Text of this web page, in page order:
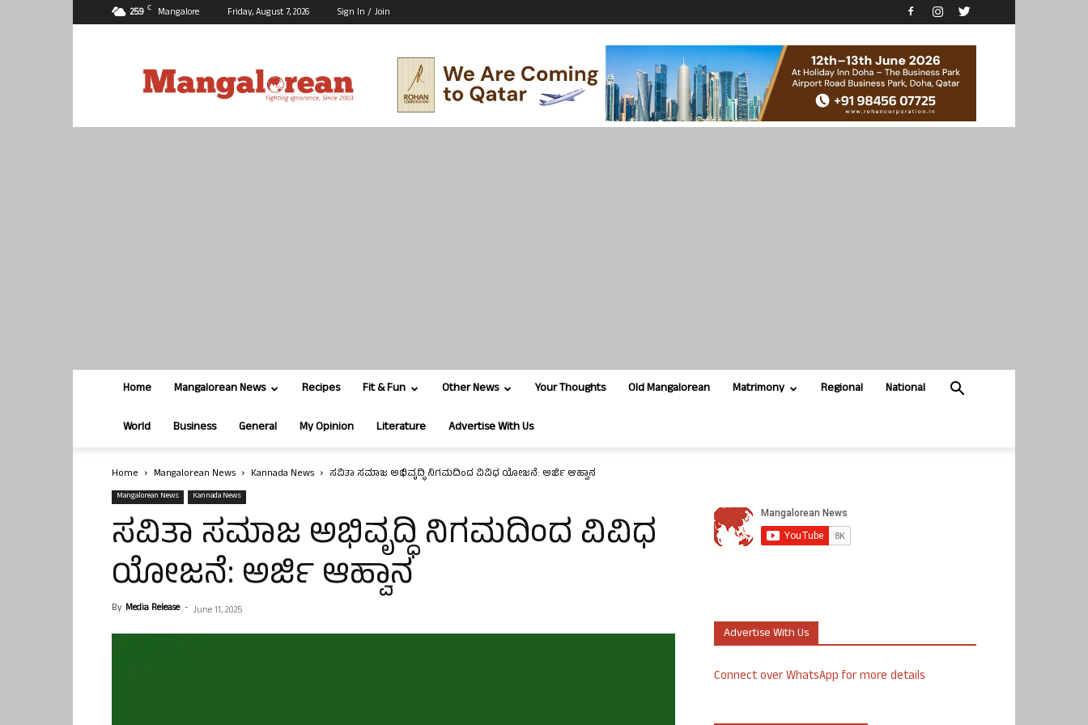
25.9 C Mangalore Friday, August 7, 2026 Sign In / Join
Home Mangalorean News Recipes Fit & Fun Other News Your Thoughts Old Mangalorean Matrimony Regional National
World Business General My Opinion Literature Advertise With Us
Home Mangalorean News Kannada News ಸವಿತಾ ಸಮಾಜ ಅಭಿವೃದ್ಧಿ ನಿಗಮದಿಂದ ವಿವಿಧ ಯೋಜನೆ: ಅರ್ಜಿ ಆಹ್ವಾನ
Mangalorean News Kannada News
ಸವಿತಾ ಸಮಾಜ ಅಭಿವೃದ್ಧಿ ನಿಗಮದಿಂದ ವಿವಿಧ
ಯೋಜನೆ: ಅರ್ಜಿ ಆಹ್ವಾನ
By Media Release - June 11, 2025
Advertise With Us
Connect over WhatsApp for more details